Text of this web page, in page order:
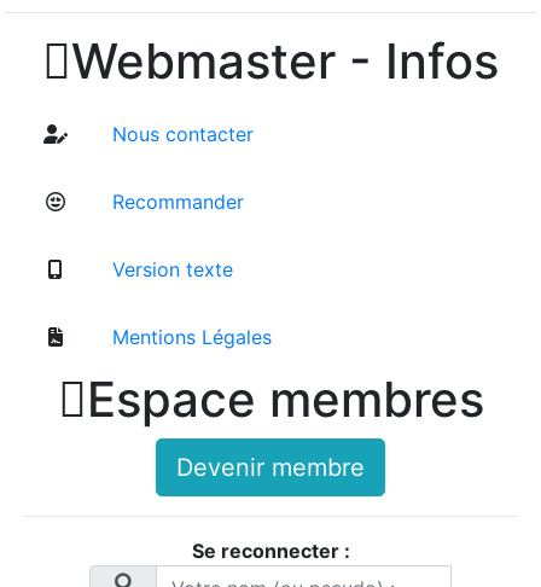
Webmaster - Infos
Nous contacter
Recommander
Version texte
Mentions Légales
Espace membres
Devenir membre
Se reconnecter :